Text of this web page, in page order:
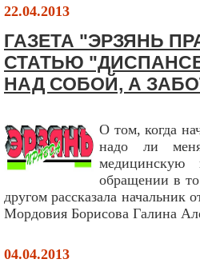
22.04.2013
ГАЗЕТА "ЭРЗЯНЬ
СТАТЬЮ
НАД СОБОЙ, А
О том, когда
надо ли
обращении в
другом рассказала
Мордовия Борисова Галина
04.04.2013